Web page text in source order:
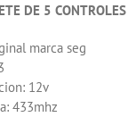
DE 5 CONTROLES
marca seg
12v
433mhz